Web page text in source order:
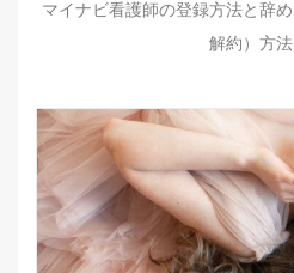
マイナビ看護師の登録方法と辞
解約）方法